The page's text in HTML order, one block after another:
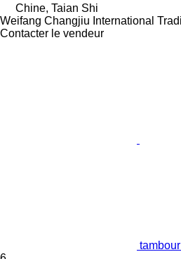
Chine, Taian Shi
Weifang Changjiu International
Contacter le vendeur